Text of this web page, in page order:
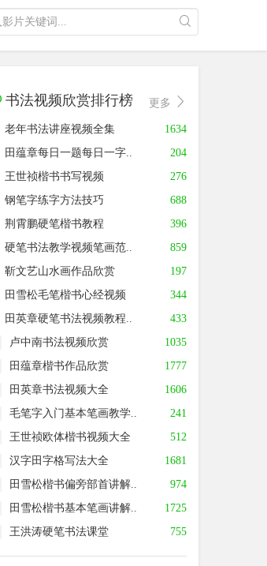
更多
书法视频欣赏排行榜
1634
老年书法讲座视频全集
204
田蕴章每日一题每日一字..
276
王世祯楷书书写视频
688
钢笔字练字方法技巧
396
荆霄鹏硬笔楷书教程
859
硬笔书法教学视频笔画范..
197
靳文艺山水画作品欣赏
344
田雪松毛笔楷书心经视频
433
田英章硬笔书法视频教程..
1035
卢中南书法视频欣赏
1777
田蕴章楷书作品欣赏
1606
田英章书法视频大全
241
毛笔字入门基本笔画教学..
512
王世祯欧体楷书视频大全
1681
汉字田字格写法大全
974
田雪松楷书偏旁部首讲解..
1725
田雪松楷书基本笔画讲解..
755
王洪涛硬笔书法课堂